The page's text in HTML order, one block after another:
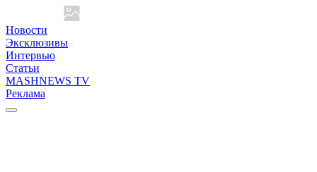
Новости
Эксклюзивы
Интервью
Статьи
MASHNEWS TV
Реклама